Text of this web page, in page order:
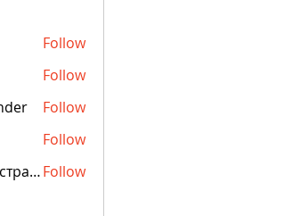
Follow
Follow
Follow
Follow
Проверено Администрацией! Превосходный Результат!Follow